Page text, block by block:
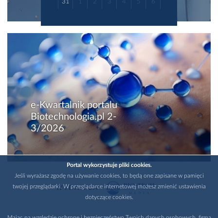
31 1 2 3 4 5 6
e-Kwartalnik portalu
Biotechnologia.pl 2-
3/2026
WYDAWCA
Portal wykorzystuje pliki cookies.
Jeśli wyrażasz zgodę na używanie cookies, to będą one zapisane w pamięci
twojej przeglądarki. W przeglądarce internetowej możesz zmienić ustawienia
dotyczące cookies.